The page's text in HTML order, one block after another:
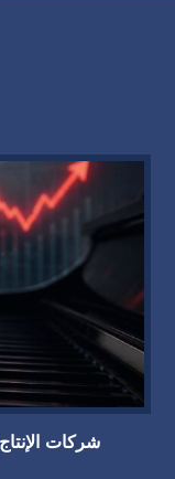
شركات